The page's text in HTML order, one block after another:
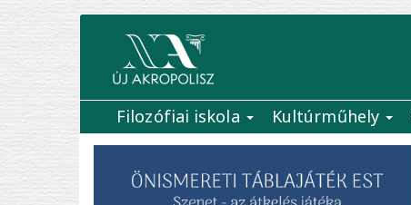
Main
navigation
Filozófiai iskola Kultúrműhely